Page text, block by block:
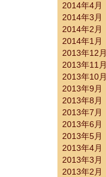
お知らせ（実施済み）
（実施済み）
2014年4月
2014年3月
2014年2月
2014年1月
2013年12月
2013年11月
2013年10月
2013年9月
2013年8月
2013年7月
2013年6月
2013年5月
2013年4月
2013年3月
2013年2月